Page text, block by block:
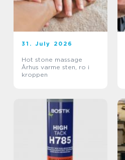
31. July 2026
Hot stone massage
Århus varme sten, ro i
kroppen